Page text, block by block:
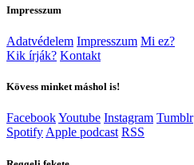
Impresszum
Adatvédelem Impresszum Mi ez?
Kik írják? Kontakt
Kövess minket máshol is!
FacebookYoutube Instagram Tumblr
SpotifyApple podcast RSS